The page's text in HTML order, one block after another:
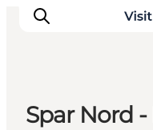
Spar Nord